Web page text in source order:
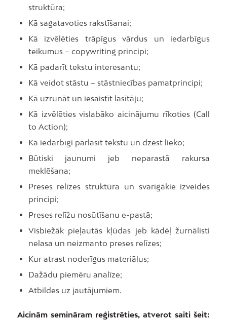
struktūra;
Kā sagatavoties rakstīšanai;
Kā izvēlēties trāpīgus vārdus un iedarbīgus
teikumus – copywriting principi;
Kā padarīt tekstu interesantu;
Kā veidot stāstu – stāstniecības pamatprincipi;
Kā uzrunāt un iesaistīt lasītāju;
Kā izvēlēties vislabāko aicinājumu rīkoties (Call
to Action);
Kā iedarbīgi pārlasīt tekstu un dzēst lieko;
Būtiski jaunumi jeb neparastā rakursa
meklēšana;
Preses relīzes struktūra un svarīgākie izveides
principi;
Preses relīžu nosūtīšanu e-pastā;
Visbiežāk pieļautās kļūdas jeb kādēļ žurnālisti
nelasa un neizmanto preses relīzes;
Kur atrast noderīgus materiālus;
Dažādu piemēru analīze;
Atbildes uz jautājumiem.
Aicinām semināram reģistrēties, atverot saiti šeit: